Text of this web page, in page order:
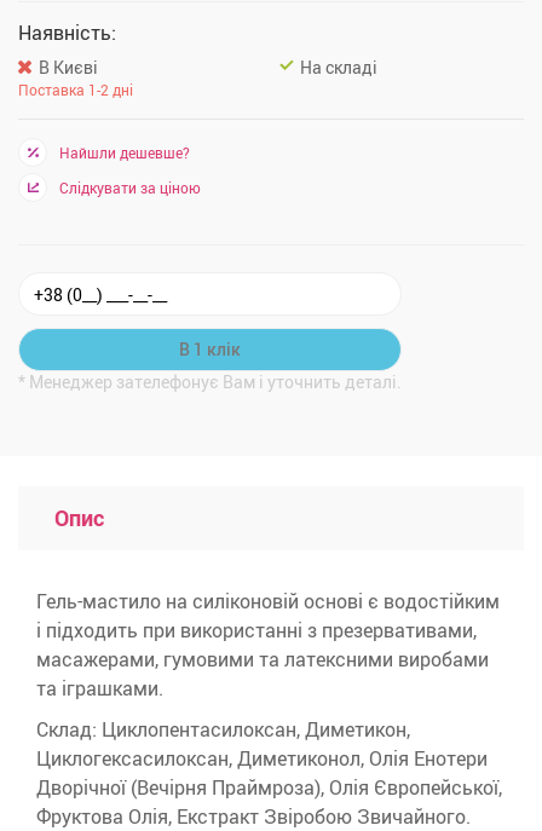
Наявність:
В Києві
Поставка 1-2 дні
На складі
Найшли дешевше?
Слідкувати за ціною
* Менеджер зателефонує Вам і уточнить деталі.
Опис
Гель-мастило на силіконовій основі є водостійким
і підходить при використанні з презервативами,
масажерами, гумовими та латексними виробами
та іграшками.
Склад: Циклопентасилоксан, Диметикон,
Циклогексасилоксан, Диметиконол, Олія Енотери
Дворічної (Вечірня Праймроза), Олія Європейської,
Фруктова Олія, Екстракт Звіробою Звичайного.